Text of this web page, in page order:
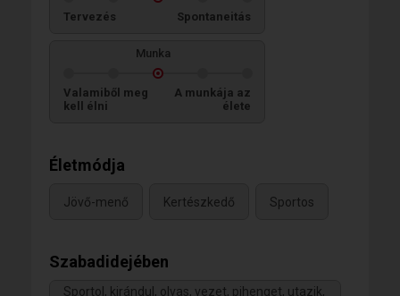
Tervezés Spontaneitás
Munka
Valamiből meg
kell élni
A munkája az
élete
Életmódja
Jövő-menő Kertészkedő Sportos
Szabadidejében
Sportol, kirándul, olvas, vezet, pihenget, utazik,